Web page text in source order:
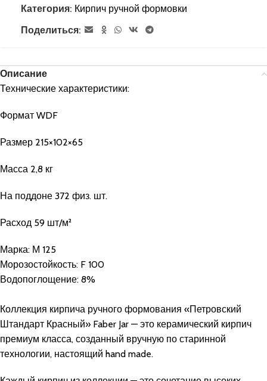
Категория: Кирпич ручной формовки
Поделиться:
Описание
Технические характеристики:
Формат WDF
Размер 215×102×65
Масса 2,8 кг
На поддоне 372 физ. шт.
Расход 59 шт/м²
Марка: М 125
Морозостойкость: F 100
Водопоглощение: 8%
Коллекция кирпича ручного формования «Петровский
Штандарт Красный» Faber Jar — это керамический кирпич
премиум класса, созданный вручную по старинной
технологии, настоящий hand made.